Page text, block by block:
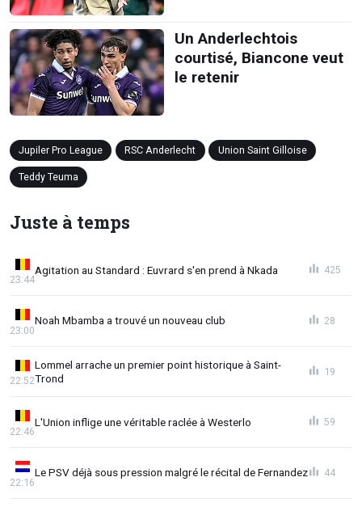
Un Anderlechtois
courtisé, Biancone veut
le retenir
Jupiler Pro League RSC Anderlecht Union Saint Gilloise
Teddy Teuma
Juste à temps
Agitation au Standard : Euvrard s'en prend à Nkada
23:44
425
Noah Mbamba a trouvé un nouveau club
23:00
28
Lommel arrache un premier point historique à Saint-
Trond
22:52
19
L'Union inflige une véritable raclée à Westerlo
22:46
59
Le PSV déjà sous pression malgré le récital de Fernandez
22:16
44